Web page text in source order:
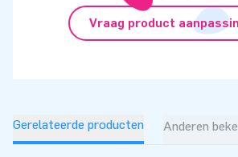
Vraag product
Gerelateerde producten Anderen